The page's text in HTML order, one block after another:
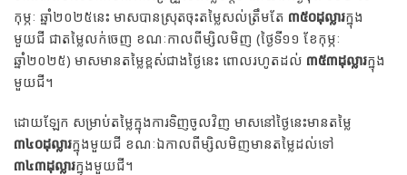
កុម្ភៈ ឆ្នាំ២០២៥នេះ មាសបានស្រុតចុះតម្លៃសល់ត្រឹមតែ ៣៥០ដុល្លារក្នុង
មួយជី ជាតម្លៃលក់ចេញ ខណៈកាលពីម្សិលមិញ (ថ្ងៃទី១១ ខែកុម្ភៈ
ឆ្នាំ២០២៥) មាសមានតម្លៃខ្ពស់ជាងថ្ងៃនេះ ពោលរហូតដល់ ៣៥៣ដុល្លារក្នុង
មួយជី។
ដោយឡែក សម្រាប់តម្លៃក្នុងការទិញចូលវិញ មាសនៅថ្ងៃនេះមានតម្លៃ
៣៤០ដុល្លារក្នុងមួយជី ខណៈឯកាលពីម្សិលមិញមានតម្លៃដល់ទៅ
៣៤៣ដុល្លារក្នុងមួយជី។